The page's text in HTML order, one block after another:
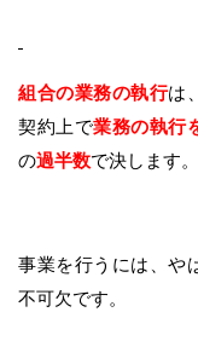
組合の業務の執行は
契約上で業務の執行
の過半数で決します。
事業を行うには、や
不可欠です。